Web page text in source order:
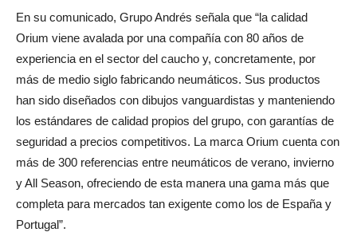
En su comunicado, Grupo Andrés señala que “la calidad
Orium viene avalada por una compañía con 80 años de
experiencia en el sector del caucho y, concretamente, por
más de medio siglo fabricando neumáticos. Sus productos
han sido diseñados con dibujos vanguardistas y manteniendo
los estándares de calidad propios del grupo, con garantías de
seguridad a precios competitivos. La marca Orium cuenta con
más de 300 referencias entre neumáticos de verano, invierno
y All Season, ofreciendo de esta manera una gama más que
completa para mercados tan exigente como los de España y
Portugal”.